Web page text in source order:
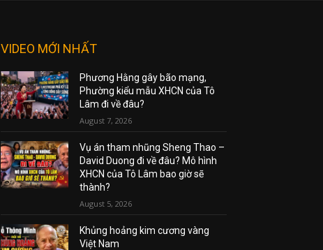
VIDEO MỚI NHẤT
Phương Hằng gây bão mạng,
Phường kiểu mẫu XHCN của Tô
Lâm đi về đâu?
August 7, 2026
Vụ án tham nhũng Sheng Thao –
David Duong đi về đâu? Mô hình
XHCN của Tô Lâm bao giờ sẽ
thành?
August 5, 2026
Khủng hoảng kim cương vàng
Việt Nam